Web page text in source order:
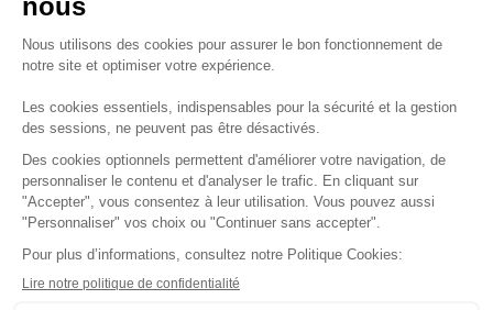
Nos métiers
Les indispensables
Nous contacter
Retrouvez-nous sur les réseaux sociaux: